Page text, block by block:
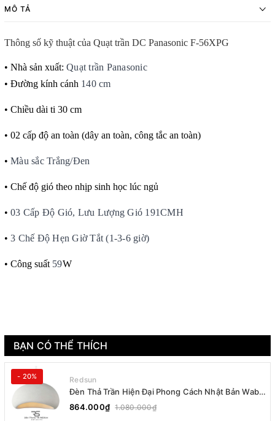
MÔ TẢ
Thông số kỹ thuật của Quạt trần DC Panasonic F-56XPG
• Nhà sản xuất: Quạt trần Panasonic
• Đường kính cánh 140 cm
• Chiều dài ti 30 cm
• 02 cấp độ an toàn (dây an toàn, công tắc an toàn)
• Màu sắc Trắng/Đen
• Chế độ gió theo nhịp sinh học lúc ngủ
• 03 Cấp Độ Gió, Lưu Lượng Gió 191CMH
• 3 Chế Độ Hẹn Giờ Tắt (1-3-6 giờ)
• Công suất 59W
BẠN CÓ THỂ THÍCH
- 20% Redsun
Đèn Thả Trần Hiện Đại Phong Cách Nhật Bản Wabi-
sabi CDT-T036 Dáng B
864.000₫ 1.080.000₫